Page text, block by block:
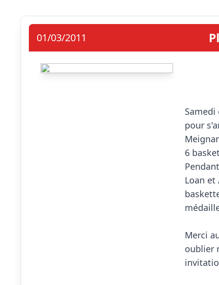
01/03/2011
pour
6
Loan
Merci
oublier